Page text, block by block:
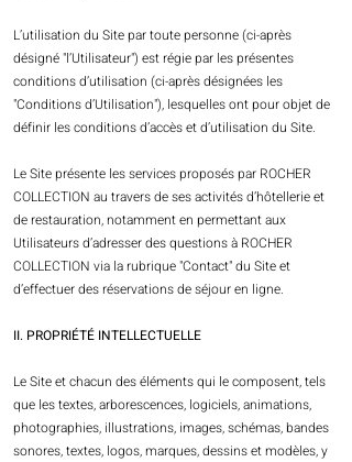
L’utilisation du Site par toute personne (ci-après
désigné "l’Utilisateur") est régie par les présentes
conditions d’utilisation (ci-après désignées les
"Conditions d’Utilisation"), lesquelles ont pour objet de
définir les conditions d’accès et d’utilisation du Site.
Le Site présente les services proposés par ROCHER
COLLECTION au travers de ses activités d’hôtellerie et
de restauration, notamment en permettant aux
Utilisateurs d’adresser des questions à ROCHER
COLLECTION via la rubrique "Contact" du Site et
d’effectuer des réservations de séjour en ligne.
II. PROPRIÉTÉ INTELLECTUELLE
Le Site et chacun des éléments qui le composent, tels
que les textes, arborescences, logiciels, animations,
photographies, illustrations, images, schémas, bandes
sonores, textes, logos, marques, dessins et modèles, y